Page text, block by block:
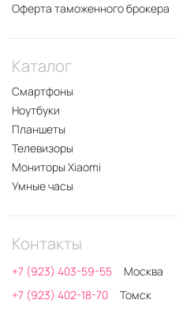
Оферта таможенного брокера
Каталог
Смартфоны
Ноутбуки
Планшеты
Телевизоры
Мониторы Xiaomi
Умные часы
Контакты
+7 (923) 403-59-55
Москва
+7 (923) 402-18-70
Томск